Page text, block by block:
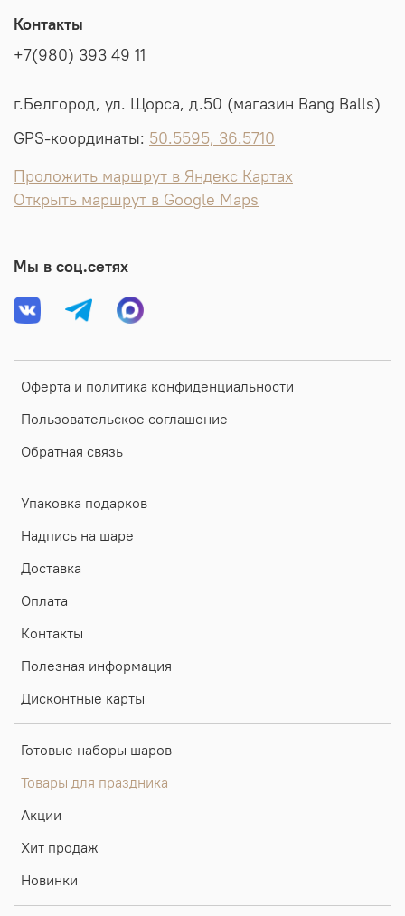
Оферта и политика конфиденциальности
Пользовательское соглашение
Обратная связь
Упаковка подарков
Надпись на шаре
Доставка
Оплата
Контакты
Полезная информация
Дисконтные карты
Готовые наборы шаров
Товары для праздника
Акции
Хит продаж
Новинки
Контакты
+7(980) 393 49 11
г.Белгород, ул. Щорса, д.50 (магазин Bang Balls)
GPS-координаты: 50.5595, 36.5710
Проложить маршрут в Яндекс Картах
Открыть маршрут в Google Maps
Мы в соц.сетях